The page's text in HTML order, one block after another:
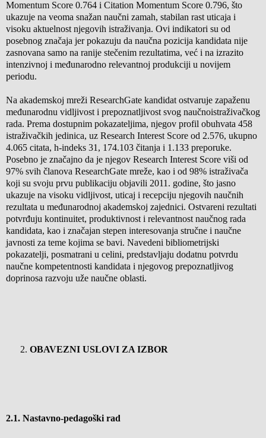
Momentum Score 0.764 i Citation Momentum Score 0.796, što
ukazuje na veoma snažan naučni zamah, stabilan rast uticaja i
visoku aktuelnost njegovih istraživanja. Ovi indikatori su od
posebnog značaja jer pokazuju da naučna pozicija kandidata nije
zasnovana samo na ranije stečenim rezultatima, već i na izrazito
intenzivnoj i međunarodno relevantnoj produkciji u novijem
periodu.
Na akademskoj mreži ResearchGate kandidat ostvaruje zapaženu
međunarodnu vidljivost i prepoznatljivost svog naučnoistraživačkog
rada. Prema dostupnim pokazateljima, njegov profil obuhvata 458
istraživačkih jedinica, uz Research Interest Score od 2.576, ukupno
4.065 citata, h-indeks 31, 174.103 čitanja i 1.133 preporuke.
Posebno je značajno da je njegov Research Interest Score viši od
97% svih članova ResearchGate mreže, kao i od 98% istraživača
koji su svoju prvu publikaciju objavili 2011. godine, što jasno
ukazuje na visoku vidljivost, uticaj i recepciju njegovih naučnih
rezultata u međunarodnoj akademskoj zajednici. Ostvareni rezultati
potvrđuju kontinuitet, produktivnost i relevantnost naučnog rada
kandidata, kao i značajan stepen interesovanja stručne i naučne
javnosti za teme kojima se bavi. Navedeni bibliometrijski
pokazatelji, posmatrani u celini, predstavljaju dodatnu potvrdu
naučne kompetentnosti kandidata i njegovog prepoznatljivog
doprinosa razvoju uže naučne oblasti.
OBAVEZNI USLOVI ZA IZBOR
2.1. Nastavno-pedagoški rad